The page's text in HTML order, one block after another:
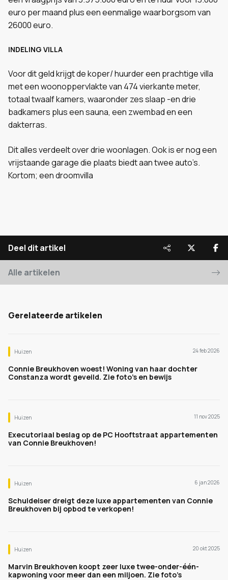
euro per maand plus een eenmalige waarborgsom van
26000 euro.
INDELING VILLA
Voor dit geld krijgt de koper/ huurder een prachtige villa
met een woonoppervlakte van 474 vierkante meter,
totaal twaalf kamers, waaronder zes slaap -en drie
badkamers plus een sauna, een zwembad en een
dakterras.
Dit alles verdeelt over drie woonlagen. Ook is er nog een
vrijstaande garage die plaats biedt aan twee auto’s.
Kortom; een droomvilla
Deel dit artikel
Alle artikelen
Gerelateerde artikelen
Huizen 24 feb 2026
Connie Breukhoven woest! Woning van haar dochter
Constanza wordt geveild. Zie foto's en bewijs
Huizen 11 nov 2025
Executoriaal beslag op de PC Hooftstraat appartementen
van Connie Breukhoven!
Huizen 6 jan 2026
Schuldeiser dreigt deze luxe appartementen van Connie
Breukhoven bij opbod te verkopen!
Huizen 20 okt 2025
Marvin Breukhoven koopt zeer luxe twee-onder-één-
kapwoning voor meer dan een miljoen. Zie foto’s